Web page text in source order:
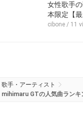
女性歌手
本限定【最
cibone / 11
歌手・アーティスト
mihimaru GTの人気曲ランキ